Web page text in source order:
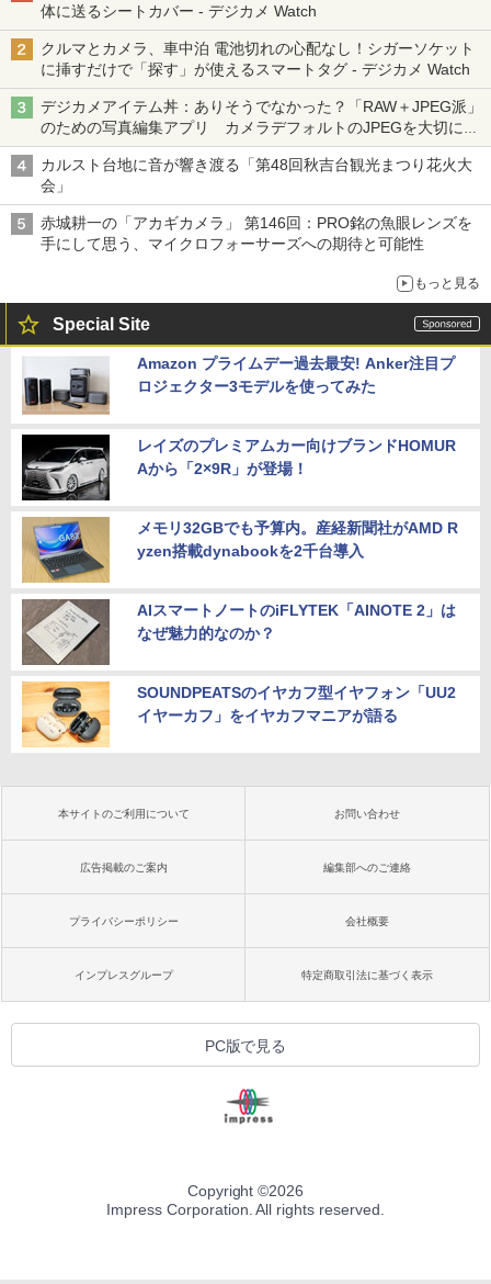
体に送るシートカバー - デジカメ Watch
クルマとカメラ、車中泊 電池切れの心配なし！シガーソケット
に挿すだけで「探す」が使えるスマートタグ - デジカメ Watch
デジカメアイテム丼：ありそうでなかった？「RAW＋JPEG派」
のための写真編集アプリ カメラデフォルトのJPEGを大切にす
る「Filmator」
カルスト台地に音が響き渡る「第48回秋吉台観光まつり花火大
会」
赤城耕一の「アカギカメラ」 第146回：PRO銘の魚眼レンズを
手にして思う、マイクロフォーサーズへの期待と可能性
もっと見る
Special Site
Amazon プライムデー過去最安! Anker注目プ
ロジェクター3モデルを使ってみた
レイズのプレミアムカー向けブランドHOMUR
Aから「2×9R」が登場！
メモリ32GBでも予算内。産経新聞社がAMD R
yzen搭載dynabookを2千台導入
AIスマートノートのiFLYTEK「AINOTE 2」は
なぜ魅力的なのか？
SOUNDPEATSのイヤカフ型イヤフォン「UU2
イヤーカフ」をイヤカフマニアが語る
本サイトのご利用について お問い合わせ
広告掲載のご案内 編集部へのご連絡
プライバシーポリシー 会社概要
インプレスグループ 特定商取引法に基づく表示
PC版で見る
Copyright ©2026
Impress Corporation. All rights reserved.